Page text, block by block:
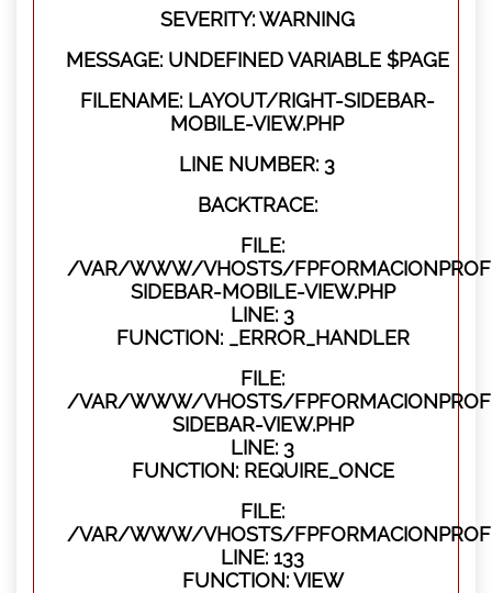
SEVERITY: WARNING
MESSAGE: UNDEFINED VARIABLE $PAGE
FILENAME: LAYOUT/RIGHT-SIDEBAR-
MOBILE-VIEW.PHP
LINE NUMBER: 3
BACKTRACE:
FILE:
/VAR/WWW/VHOSTS/
SIDEBAR-MOBILE-VIEW.PHP
LINE: 3
FUNCTION: _ERROR_HANDLER
FILE:
/VAR/WWW/VHOSTS/
SIDEBAR-VIEW.PHP
LINE: 3
FUNCTION: REQUIRE_ONCE
FILE:
/VAR/WWW/VHOSTS/
LINE: 133
FUNCTION: VIEW